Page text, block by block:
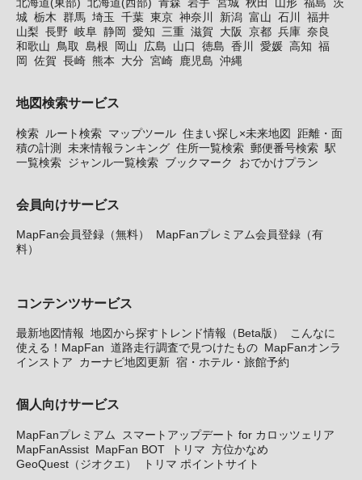
城 栃木 群馬 埼玉 千葉 東京 神奈川 新潟 富山 石川
福井
山梨 長野 岐阜 静岡 愛知 三重 滋賀 大阪 京都 兵庫 奈良
和歌山
鳥取 島根 岡山 広島 山口 徳島 香川 愛媛 高知 福
岡
佐賀 長崎 熊本 大分 宮崎 鹿児島 沖縄
地図検索サービス
検索 ルート検索 マップツール 住まい探し×未来地図
距離・面
積の計測 未来情報ランキング 住所一覧検索 郵便番号検索 駅
一覧検索 ジャンル一覧検索 ブックマーク おでかけプラン
会員向けサービス
MapFan会員登録（無料）
MapFanプレミアム会員登録（有
料）
コンテンツサービス
最新地図情報 地図から探すトレンド情報（Beta版）
こんなに
使える！MapFan 道路走行調査で見つけたもの MapFanオンラ
インストア
カーナビ地図更新 宿・ホテル・旅館予約
個人向けサービス
MapFanプレミアム
スマートアップデート for カロッツェリア
MapFanAssist MapFan BOT トリマ 方位かなめ
GeoQuest（ジオクエ）
トリマ ポイントサイト